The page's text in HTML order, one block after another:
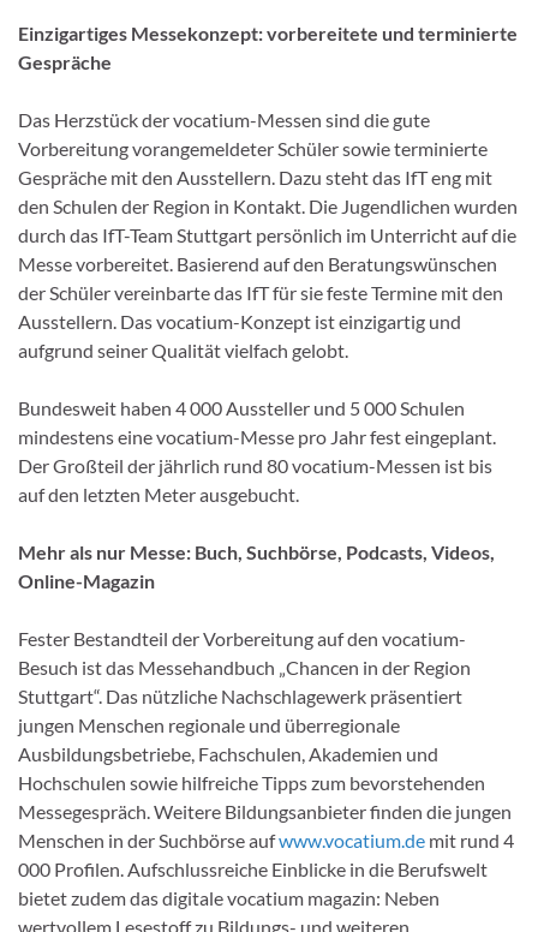
Einzigartiges Messekonzept: vorbereitete und terminierte
Gespräche
Das Herzstück der vocatium-Messen sind die gute
Vorbereitung vorangemeldeter Schüler sowie terminierte
Gespräche mit den Ausstellern. Dazu steht das IfT eng mit
den Schulen der Region in Kontakt. Die Jugendlichen wurden
durch das IfT-Team Stuttgart persönlich im Unterricht auf die
Messe vorbereitet. Basierend auf den Beratungswünschen
der Schüler vereinbarte das IfT für sie feste Termine mit den
Ausstellern. Das vocatium-Konzept ist einzigartig und
aufgrund seiner Qualität vielfach gelobt.
Bundesweit haben 4 000 Aussteller und 5 000 Schulen
mindestens eine vocatium-Messe pro Jahr fest eingeplant.
Der Großteil der jährlich rund 80 vocatium-Messen ist bis
auf den letzten Meter ausgebucht.
Mehr als nur Messe: Buch, Suchbörse, Podcasts, Videos,
Online-Magazin
Fester Bestandteil der Vorbereitung auf den vocatium-
Besuch ist das Messehandbuch „Chancen in der Region
Stuttgart“. Das nützliche Nachschlagewerk präsentiert
jungen Menschen regionale und überregionale
Ausbildungsbetriebe, Fachschulen, Akademien und
Hochschulen sowie hilfreiche Tipps zum bevorstehenden
Messegespräch. Weitere Bildungsanbieter finden die jungen
Menschen in der Suchbörse aufwww.vocatium.de mit rund 4
000 Profilen. Aufschlussreiche Einblicke in die Berufswelt
bietet zudem das digitale vocatium magazin: Neben
wertvollem Lesestoff zu Bildungs- und weiteren